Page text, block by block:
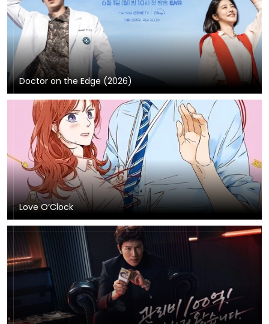
Doctor on the Edge (2026)
Love O’Clock